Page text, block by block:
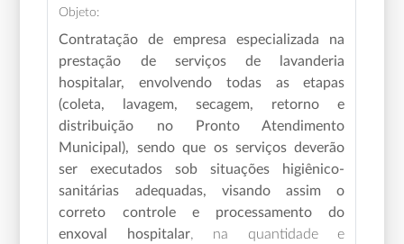
Objeto:
Contratação de empresa especializada na
prestação de serviços de lavanderia
hospitalar, envolvendo todas as etapas
(coleta, lavagem, secagem, retorno e
distribuição no Pronto Atendimento
Municipal), sendo que os serviços deverão
ser executados sob situações higiênico-
sanitárias adequadas, visando assim o
correto controle e processamento do
enxoval hospitalar, na quantidade e